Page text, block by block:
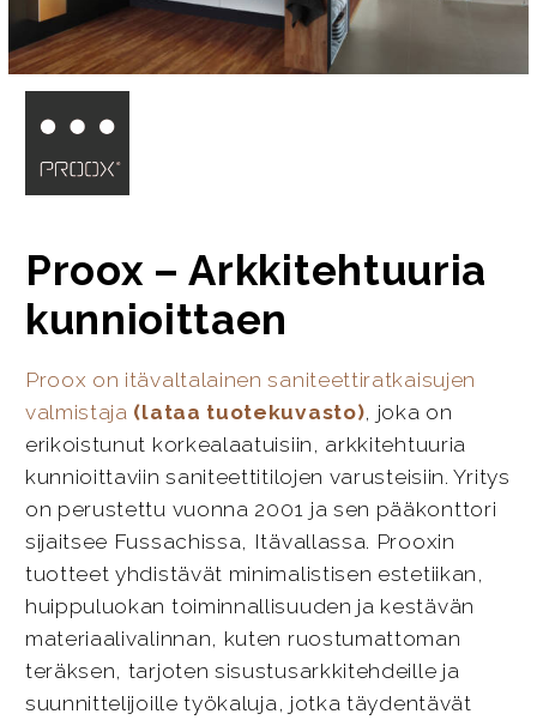
Proox – Arkkitehtuuria
kunnioittaen
Proox on itävaltalainen saniteettiratkaisujen
valmistaja (lataa tuotekuvasto), joka on
erikoistunut korkealaatuisiin, arkkitehtuuria
kunnioittaviin saniteettitilojen varusteisiin. Yritys
on perustettu vuonna 2001 ja sen pääkonttori
sijaitsee Fussachissa, Itävallassa. Prooxin
tuotteet yhdistävät minimalistisen estetiikan,
huippuluokan toiminnallisuuden ja kestävän
materiaalivalinnan, kuten ruostumattoman
teräksen, tarjoten sisustusarkkitehdeille ja
suunnittelijoille työkaluja, jotka täydentävät